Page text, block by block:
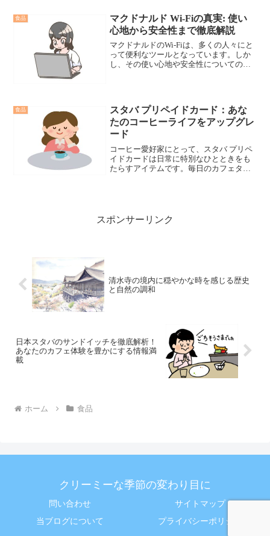
解説します。安心して食事を楽しむため
に知っておきたい情報をご...
食品
マクドナルド Wi-Fiの真実: 使い
心地から安全性まで徹底解説
マクドナルドのWi-Fiは、多くの人々にと
って便利なツールとなっています。しか
し、その使い心地や安全性についての疑
食品
スタバ プリペイドカード：あな
たのコーヒーライフをアップグレ
ード
コーヒー愛好家にとって、スタバ プリペ
イドカードは日常に特別なひとときをも
たらすアイテムです。毎日のカフェタイ
スポンサーリンク
清水寺の境内に穏やかな時を感じる歴史
と自然の調和
日本スタバのサンドイッチを徹底解析！
あなたのカフェ体験を豊かにする情報満
載
ホーム 食品
クリーミーな季節の変わり目に
問い合わせ
サイトマップ
当ブログについて
プライバシーポリシー